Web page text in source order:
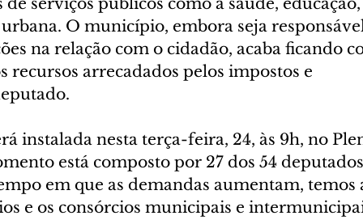
serviços públicos como a saúde, educação,
O município, embora seja
na relação com o cidadão, acaba ficando
recursos arrecadados pelos impostos e
instalada nesta terça-feira, 24, às 9h, no
está composto por 27 dos 54 deputados
em que as demandas aumentam, temos
e os consórcios municipais e